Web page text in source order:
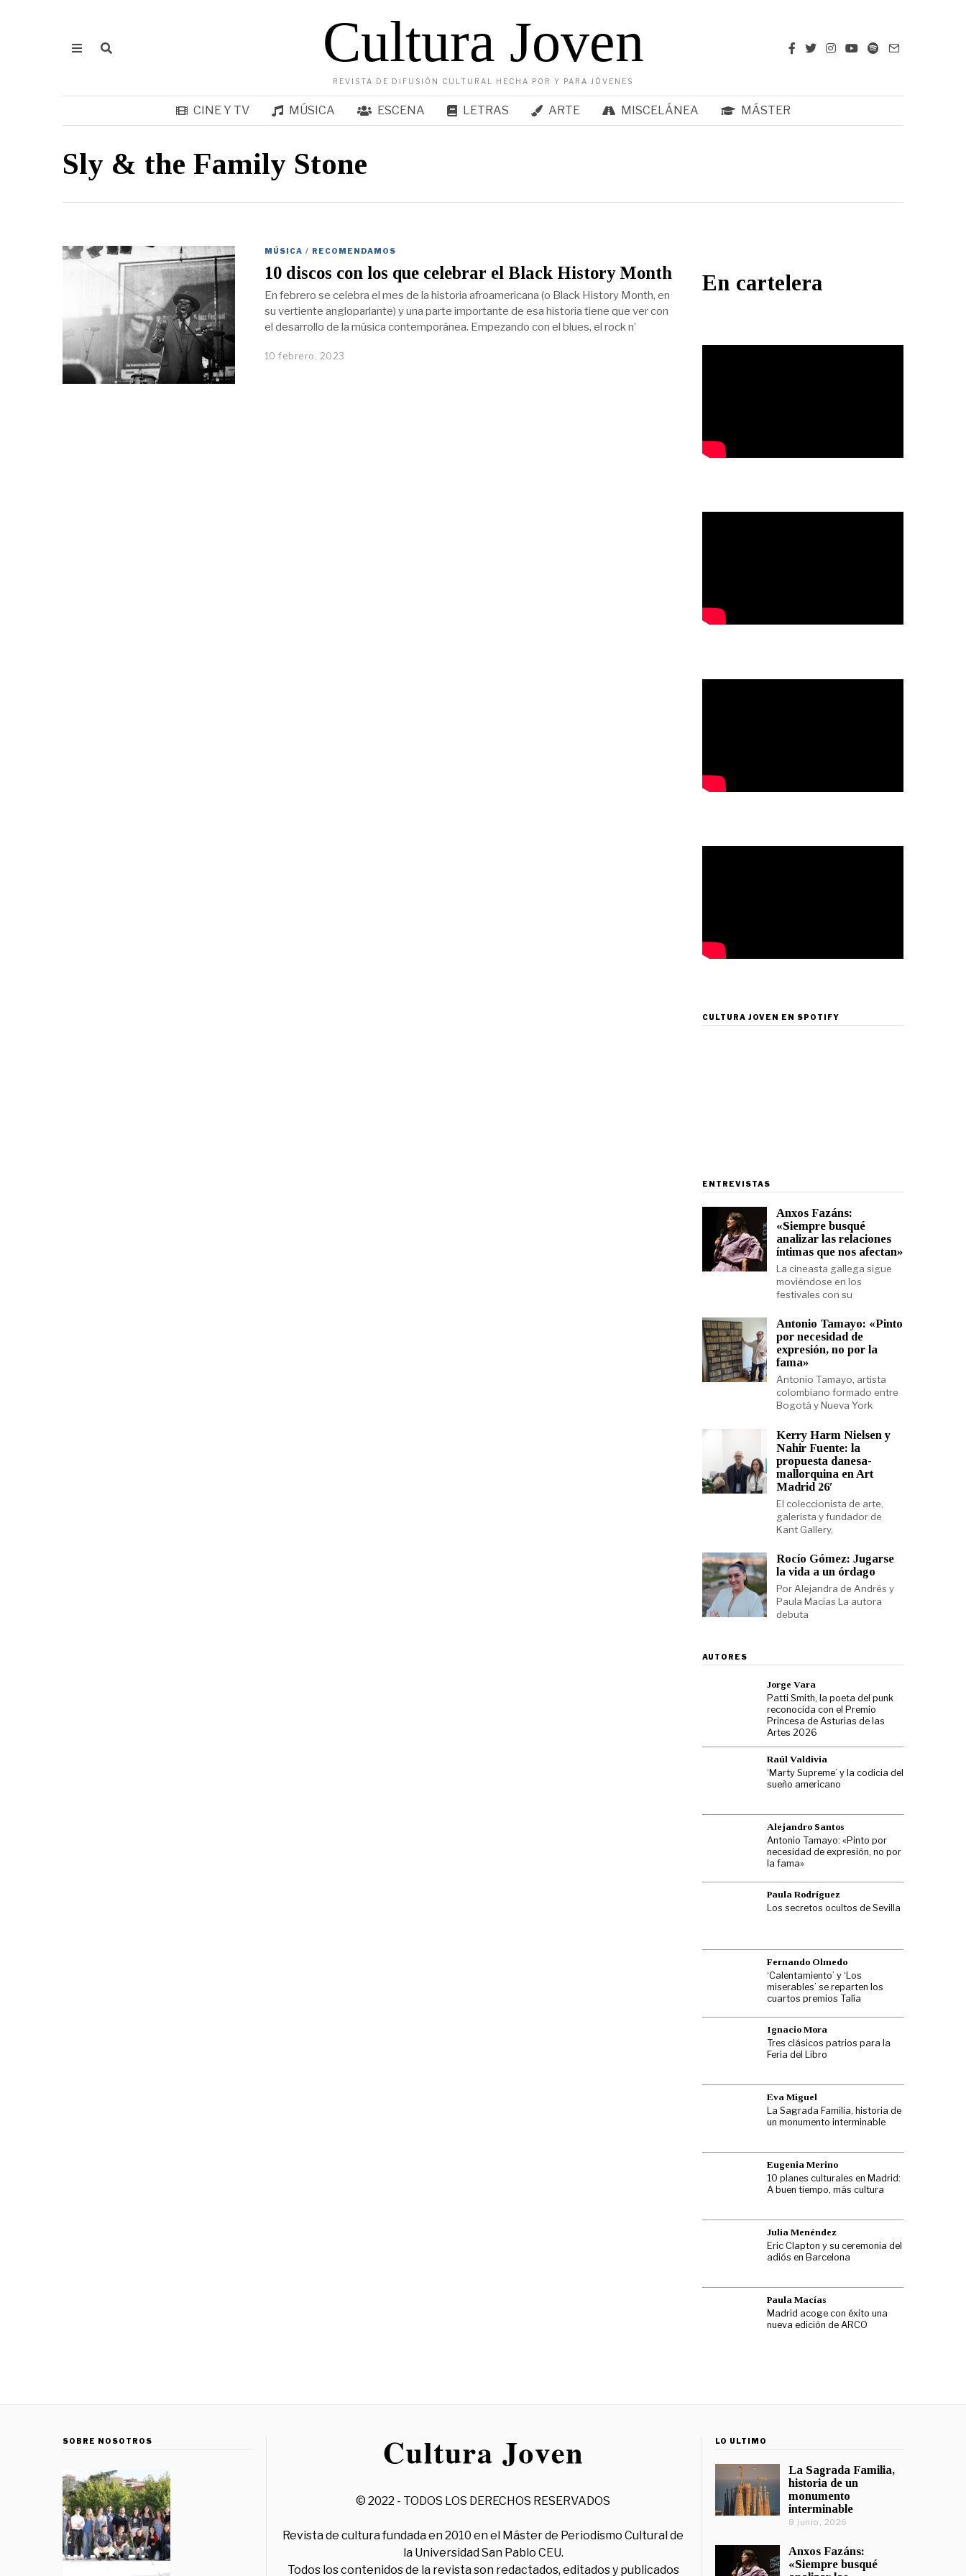
Cultura Joven
REVISTA DE DIFUSIÓN CULTURAL HECHA POR Y PARA JÓVENES
CINE Y TV MÚSICA ESCENA LETRAS ARTE MISCELÁNEA MÁSTER
Sly & the Family Stone
MÚSICA / RECOMENDAMOS
10 discos con los que celebrar el Black History Month
En febrero se celebra el mes de la historia afroamericana (o Black History Month, en
su vertiente angloparlante) y una parte importante de esa historia tiene que ver con
el desarrollo de la música contemporánea. Empezando con el blues, el rock n’
10 febrero, 2023
En cartelera
CULTURA JOVEN EN SPOTIFY
ENTREVISTAS
Anxos Fazáns:
«Siempre busqué
analizar las relaciones
íntimas que nos afectan»
La cineasta gallega sigue
moviéndose en los
festivales con su
Antonio Tamayo: «Pinto
por necesidad de
expresión, no por la
fama»
Antonio Tamayo, artista
colombiano formado entre
Bogotá y Nueva York
Kerry Harm Nielsen y
Nahir Fuente: la
propuesta danesa-
mallorquina en Art
Madrid 26′
El coleccionista de arte,
galerista y fundador de
Kant Gallery,
Rocío Gómez: Jugarse
la vida a un órdago
Por Alejandra de Andrés y
Paula Macías La autora
debuta
AUTORES
Jorge Vara
Patti Smith, la poeta del punk
reconocida con el Premio
Princesa de Asturias de las
Artes 2026
Raúl Valdivia
‘Marty Supreme’ y la codicia del
sueño americano
Alejandro Santos
Antonio Tamayo: «Pinto por
necesidad de expresión, no por
la fama»
Paula Rodríguez
Los secretos ocultos de Sevilla
Fernando Olmedo
‘Calentamiento’ y ‘Los
miserables’ se reparten los
cuartos premios Talía
Ignacio Mora
Tres clásicos patrios para la
Feria del Libro
Eva Miguel
La Sagrada Familia, historia de
un monumento interminable
Eugenia Merino
10 planes culturales en Madrid:
A buen tiempo, más cultura
Julia Menéndez
Eric Clapton y su ceremonia del
adiós en Barcelona
Paula Macías
Madrid acoge con éxito una
nueva edición de ARCO
SOBRE NOSOTROS
© 2022 - TODOS LOS DERECHOS RESERVADOS
Revista de cultura fundada en 2010 en el Máster de Periodismo Cultural de
la Universidad San Pablo CEU.
Todos los contenidos de la revista son redactados, editados y publicados
LO ÚLTIMO
La Sagrada Familia,
historia de un
monumento
interminable
8 junio, 2026
Anxos Fazáns:
«Siempre busqué